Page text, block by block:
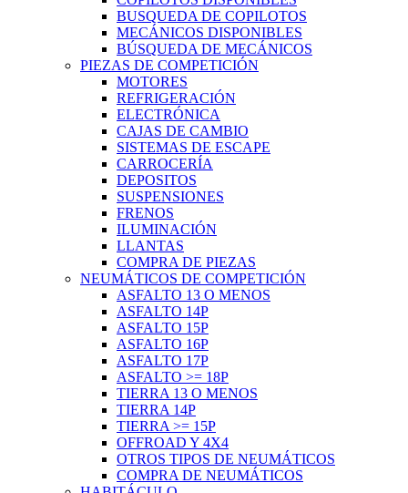
BUSQUEDA DE COPILOTOS
MECÁNICOS DISPONIBLES
BÚSQUEDA DE MECÁNICOS
PIEZAS DE COMPETICIÓN
MOTORES
REFRIGERACIÓN
ELECTRÓNICA
CAJAS DE CAMBIO
SISTEMAS DE ESCAPE
CARROCERÍA
DEPOSITOS
SUSPENSIONES
FRENOS
ILUMINACIÓN
LLANTAS
COMPRA DE PIEZAS
NEUMÁTICOS DE COMPETICIÓN
ASFALTO 13 O MENOS
ASFALTO 14P
ASFALTO 15P
ASFALTO 16P
ASFALTO 17P
ASFALTO >= 18P
TIERRA 13 O MENOS
TIERRA 14P
TIERRA >= 15P
OFFROAD Y 4X4
OTROS TIPOS DE NEUMÁTICOS
COMPRA DE NEUMÁTICOS